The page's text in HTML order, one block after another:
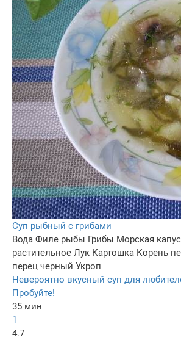
Суп рыбный с грибами
Вода Филе рыбы Грибы Морская
растительное Лук Картошка Корень
перец черный Укроп
Невероятно вкусный суп для
Пробуйте!
35 мин
1
4.7